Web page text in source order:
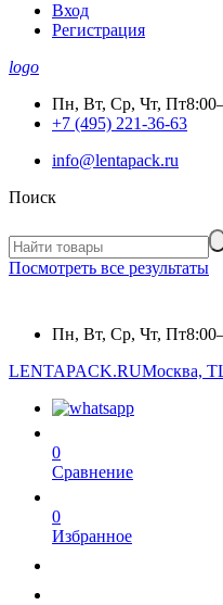
Вход
Регистрация
logo
Пн, Вт, Ср, Чт, Пт
+7 (495) 221-36-63
info@lentapack.ru
Поиск
Посмотреть все результаты
Пн, Вт, Ср, Чт, Пт
LENTAPACK.RUМосква,
0
Сравнение
0
Избранное